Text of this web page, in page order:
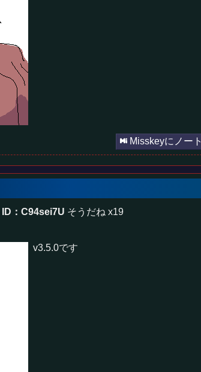
Misskeyにノート
ID：C94sei7U そうだね x19
v3.5.0です